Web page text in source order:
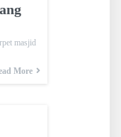
masjid
More